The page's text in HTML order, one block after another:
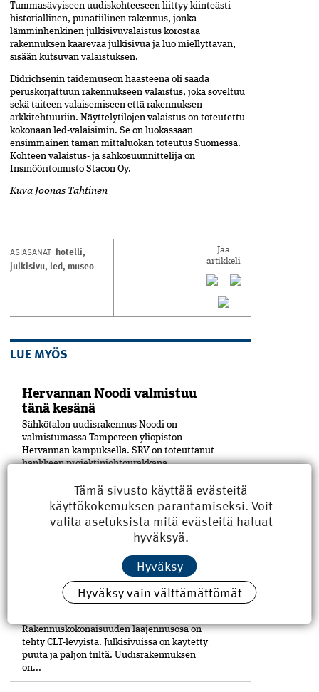
Tummasävyiseen uudiskohteeseen liittyy kiinteästi
historiallinen, punatiilinen rakennus, jonka
lämminhenkinen julkisivuvalaistus korostaa
rakennuksen kaarevaa julkisivua ja luo miellyttävän,
sisään kutsuvan valaistuksen.
Didrichsenin taidemuseon haasteena oli saada
peruskorjattuun rakennukseen valaistus, joka soveltuu
sekä taiteen valaisemiseen että rakennuksen
arkkitehtuuriin. Näyttelytilojen valaistus on toteutettu
kokonaan led-valaisimin. Se on luokassaan
ensimmäinen tämän mittaluokan toteutus Suomessa.
Kohteen valaistus- ja sähkösuunnittelija on
Insinööritoimisto Stacon Oy.
Kuva Joonas Tähtinen
ASIASANAT hotelli,
julkisivu, led, museo
Jaa
artikkeli
LUE MYÖS
Hervannan Noodi valmistuu
tänä kesänä
Sähkötalon uudisrakennus Noodi on
valmistumassa Tampereen yliopiston
Hervannan kampuksella. SRV on toteuttanut
hankkeen projektinjohtourakkana
Yliopistokiinteistöt Oy:n (SYK), kanssa.
Yliopisto tulee Noodiin vuokralle.
Hankekokonaisuuteen on sisältynyt...
Pori sai uuden kulttuuritalon
Puu on merkittävässä roolissa Porin
keskustaan Eteläpuiston ja Mikonkadun
kulmaan viime vuoden lopussa
valmistuneessa moni­toimitalossa,
Rakennuskokonaisuuden laajennusosa on
tehty CLT-levyistä. Julkisivuissa on käytetty
puuta ja paljon tiiltä. Uudisrakennuksen
on...
Tämä sivusto käyttää evästeitä
käyttökokemuksen parantamiseksi. Voit
valita asetuksista mitä evästeitä haluat
hyväksyä.
Hyväksy
Hyväksy vain välttämättömät